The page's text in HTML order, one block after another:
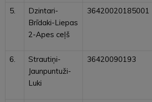
5.
Dzintari-
Brīdaki-Liepas
2-Apes ceļš
36420020185001
6.
Strautiņi-
Jaunpuntuži-
Luki
36420090193